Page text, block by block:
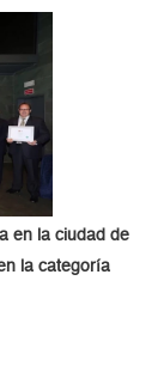
en la ciudad de
la categoría